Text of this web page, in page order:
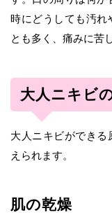
時にどうしても汚れ
とも多く、痛みに苦
大人ニキビ
大人ニキビができる
えられます。
肌の乾燥